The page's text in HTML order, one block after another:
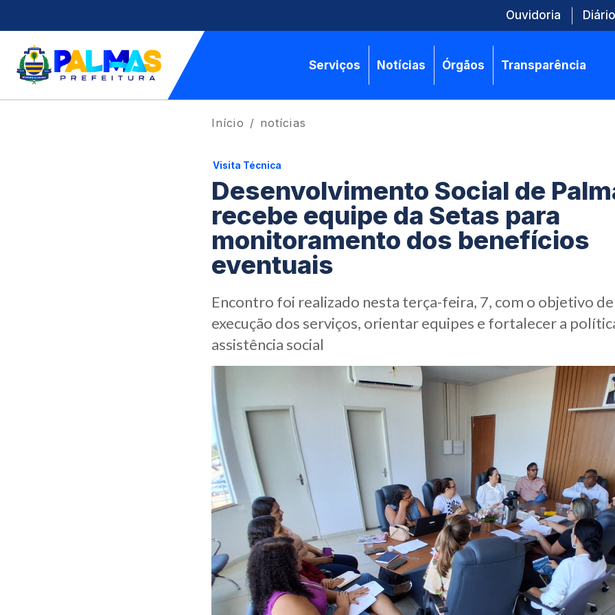
Ouvidoria
Serviços Notícias Órgãos Transparência
Início notícias
Visita Técnica
Desenvolvimento Social de
recebe equipe da Setas para
monitoramento dos benefícios
eventuais
Encontro foi realizado nesta terça-feira, 7, com o objetivo
execução dos serviços, orientar equipes e fortalecer a
assistência social